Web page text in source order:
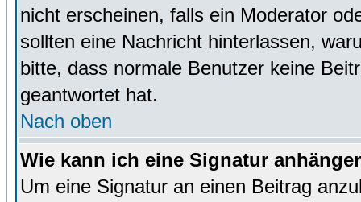
nicht erscheinen, falls ein Moderator
sollten eine Nachricht hinterlassen,
bitte, dass normale Benutzer keine
geantwortet hat.
Nach oben
Wie kann ich eine Signatur
Um eine Signatur an einen Beitrag